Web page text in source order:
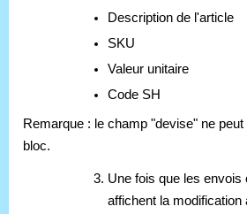
Description de l'article
SKU
Valeur unitaire
Code SH
Remarque : le champ "devise" ne
bloc.
Une fois que les envois
affichent la modification